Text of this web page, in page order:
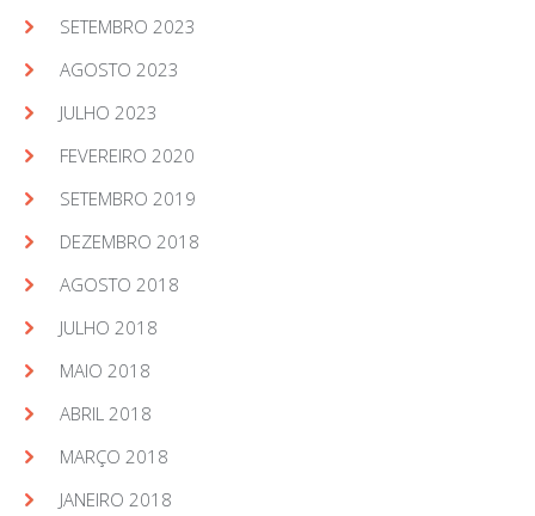
SETEMBRO 2023
AGOSTO 2023
JULHO 2023
FEVEREIRO 2020
SETEMBRO 2019
DEZEMBRO 2018
AGOSTO 2018
JULHO 2018
MAIO 2018
ABRIL 2018
MARÇO 2018
JANEIRO 2018